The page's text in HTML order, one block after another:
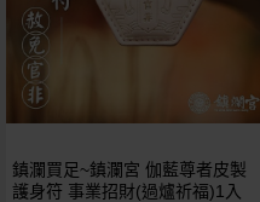
鎮瀾買足~鎮瀾宮 伽藍尊者皮製
護身符 事業招財(過爐祈福)1入